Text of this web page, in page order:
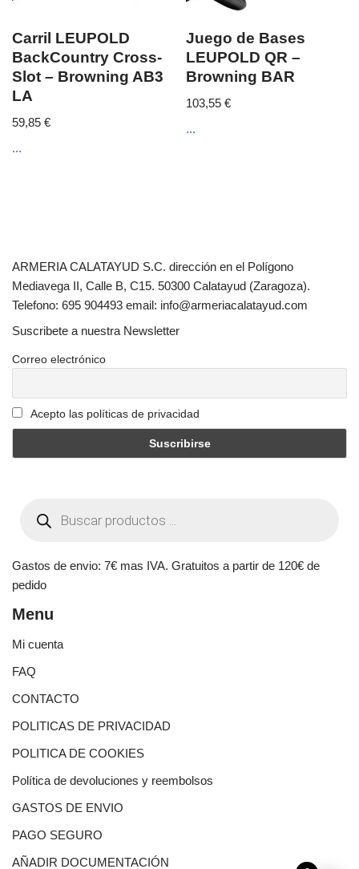
Carril LEUPOLD
BackCountry Cross-
Slot – Browning AB3
LA
59,85 €
...
Juego de Bases
LEUPOLD QR –
Browning BAR
103,55€
...
ARMERIA CALATAYUD S.C. dirección en el Polígono
Mediavega II, Calle B, C15. 50300 Calatayud (Zaragoza).
Telefono: 695 904493 email: info@armeriacalatayud.com
Suscribete a nuestra Newsletter
Correo electrónico
Acepto las políticas de privacidad
Gastos de envio: 7€ mas IVA. Gratuitos a partir de 120€ de
pedido
Menu
Mi cuenta
FAQ
CONTACTO
POLITICAS DE PRIVACIDAD
POLITICA DE COOKIES
Política de devoluciones y reembolsos
GASTOS DE ENVIO
PAGO SEGURO
AÑADIR DOCUMENTACIÓN